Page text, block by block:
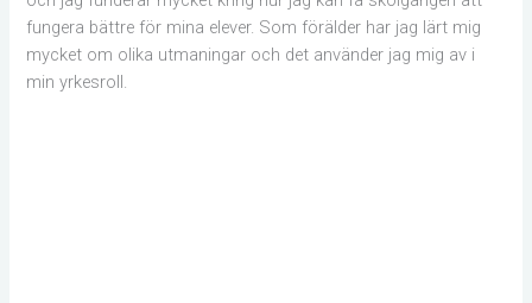
fungera bättre för mina elever. Som förälder har jag lärt mig
mycket om olika utmaningar och det använder jag mig av i
min yrkesroll.